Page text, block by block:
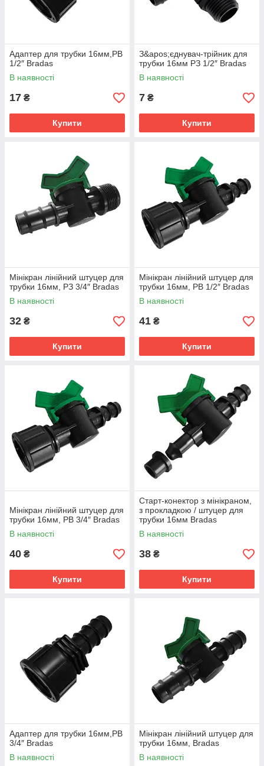
Адаптер для трубки 16мм,РВ
1/2″ Bradas
В наявності
17 ₴
Купити
З&apos;єднувач-трійник для
трубки 16мм РЗ 1/2″ Bradas
В наявності
7 ₴
Купити
Мінікран лінійний штуцер для
трубки 16мм, РЗ 3/4″ Bradas
В наявності
32 ₴
Купити
Мінікран лінійний штуцер для
трубки 16мм, РВ 1/2″ Bradas
В наявності
41 ₴
Купити
Мінікран лінійний штуцер для
трубки 16мм, РВ 3/4″ Bradas
В наявності
40 ₴
Купити
Старт-конектор з мінікраном,
з прокладкою / штуцер для
трубки 16мм Bradas
В наявності
38 ₴
Купити
Адаптер для трубки 16мм,РВ
3/4″ Bradas
В наявності
Мінікран лінійний штуцер для
трубки 16мм, Bradas
В наявності